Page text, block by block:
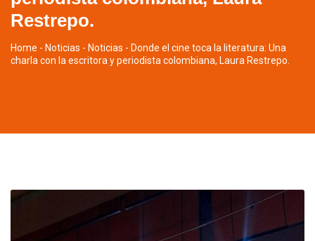
Restrepo.
Home - Noticias - Noticias - Donde el cine toca la literatura: Una
charla con la escritora y periodista colombiana, Laura Restrepo.